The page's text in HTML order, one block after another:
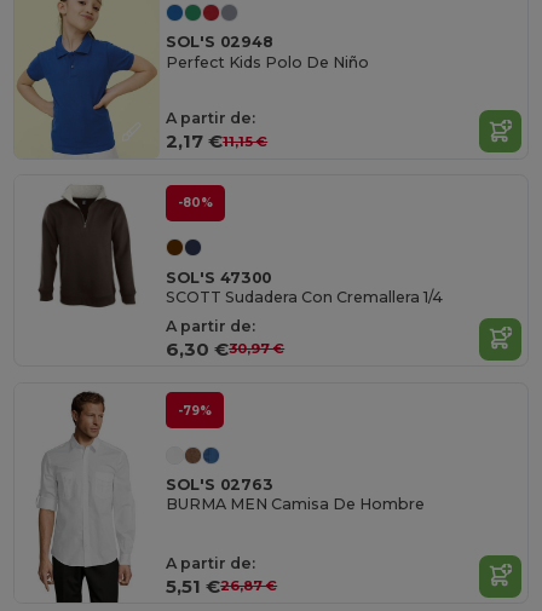
SOL'S 02948
Perfect Kids Polo De Niño
A partir de:
2,17 €11,15 €
-80%
SOL'S 47300
SCOTT Sudadera Con Cremallera 1/4
A partir de:
6,30 €30,97 €
-79%
SOL'S 02763
BURMA MEN Camisa De Hombre
A partir de:
5,51 €26,87 €